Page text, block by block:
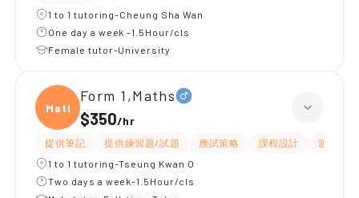
1 to 1 tutoring-Cheung Sha Wan
One day a week -1.5Hour/cls
Female tutor-University
Maths
Form 1,Maths
$350/hr
提供筆記 提供練習題/試題 應試策略 課程設計
題目講解
1 to 1 tutoring-Tseung Kwan O
Two days a week-1.5Hour/cls